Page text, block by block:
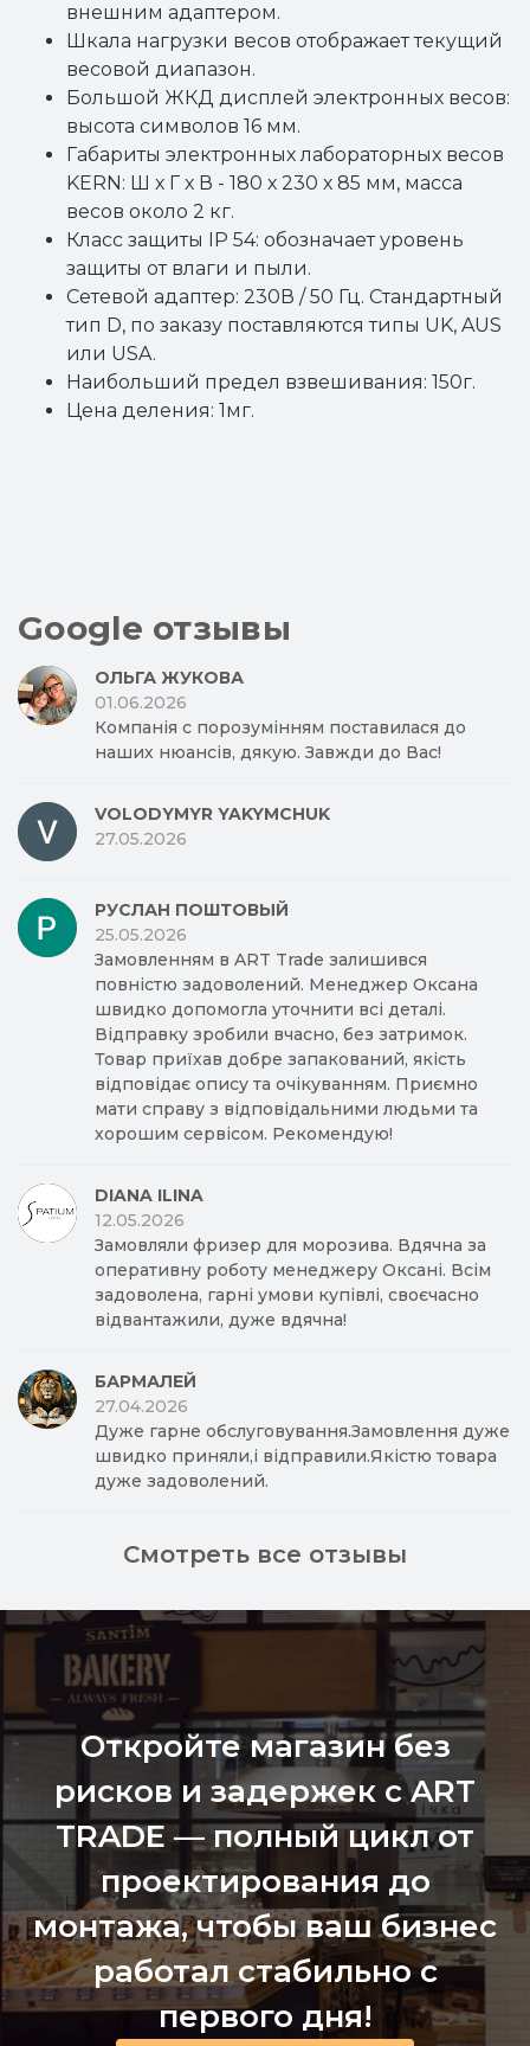
внешним адаптером.
Шкала нагрузки весов отображает текущий
весовой диапазон.
Большой ЖКД дисплей электронных весов:
высота символов 16 мм.
Габариты электронных лабораторных весов
KERN: Ш х Г х В - 180 х 230 х 85 мм, масса
весов около 2 кг.
Класс защиты IP 54: обозначает уровень
защиты от влаги и пыли.
Сетевой адаптер: 230В / 50 Гц. Стандартный
тип D, по заказу поставляются типы UK, AUS
или USA.
Наибольший предел взвешивания: 150г.
Цена деления: 1мг.
Google отзывы
ОЛЬГА ЖУКОВА
01.06.2026
Компанія с порозумінням поставилася до
наших нюансів, дякую. Завжди до Вас!
VOLODYMYR YAKYMCHUK
27.05.2026
РУСЛАН ПОШТОВЫЙ
25.05.2026
Замовленням в ART Trade залишився
повністю задоволений. Менеджер Оксана
швидко допомогла уточнити всі деталі.
Відправку зробили вчасно, без затримок.
Товар приїхав добре запакований, якість
відповідає опису та очікуванням. Приємно
мати справу з відповідальними людьми та
хорошим сервісом. Рекомендую!
DIANA ILINA
12.05.2026
Замовляли фризер для морозива. Вдячна за
оперативну роботу менеджеру Оксані. Всім
задоволена, гарні умови купівлі, своєчасно
відвантажили, дуже вдячна!
БАРМАЛЕЙ
27.04.2026
Дуже гарне обслуговування.Замовлення дуже
швидко приняли,і відправили.Якістю товара
дуже задоволений.
Смотреть все отзывы
Откройте магазин без
рисков и задержек с ART
TRADE — полный цикл от
проектирования до
монтажа, чтобы ваш бизнес
работал стабильно с
первого дня!